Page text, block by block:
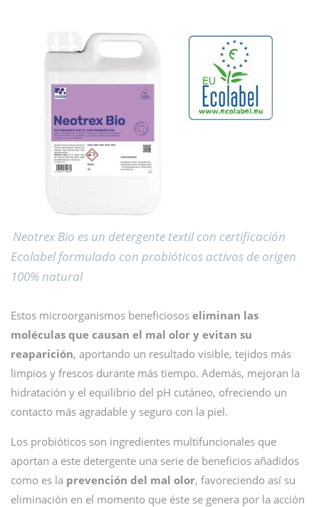
Neotrex Bio es un detergente textil con certificación
Ecolabel formulado con probióticos activos de origen
100% natural
Estos microorganismos beneficiosos eliminan las
moléculas que causan el mal olor y evitan su
reaparición, aportando un resultado visible, tejidos más
limpios y frescos durante más tiempo. Además, mejoran la
hidratación y el equilibrio del pH cutáneo, ofreciendo un
contacto más agradable y seguro con la piel.
Los probióticos son ingredientes multifuncionales que
aportan a este detergente una serie de beneficios añadidos
como es la prevención del mal olor, favoreciendo así su
eliminación en el momento que éste se genera por la acción